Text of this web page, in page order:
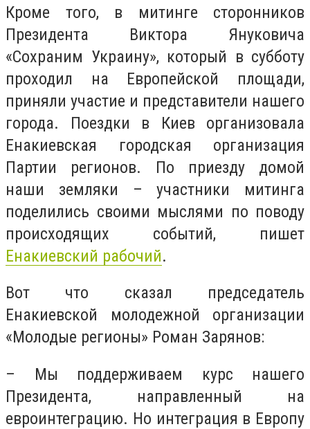
Кроме того, в митинге сторонников
Президента Виктора Януковича
«Сохраним Украину», который в субботу
проходил на Европейской площади,
приняли участие и представители нашего
города. Поездки в Киев организовала
Енакиевская городская организация
Партии регионов. По приезду домой
наши земляки – участники митинга
поделились своими мыслями по поводу
происходящих событий, пишет
Енакиевский рабочий.
Вот что сказал председатель
Енакиевской молодежной организации
«Молодые регионы» Роман Зарянов:
– Мы поддерживаем курс нашего
Президента, направленный на
евроинтеграцию. Но интеграция в Европу